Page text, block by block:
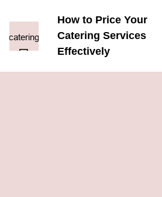
How to Price Your
Catering Services
Effectively